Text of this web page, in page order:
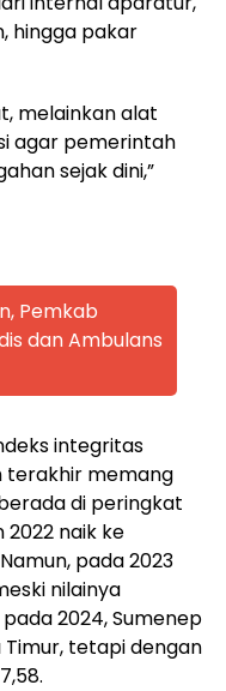
hingga pakar
melainkan alat
agar pemerintah
sejak dini,”
Pemkab
dan Ambulans
integritas
terakhir memang
di peringkat
2022 naik ke
pada 2023
nilainya
2024, Sumenep
tetapi dengan